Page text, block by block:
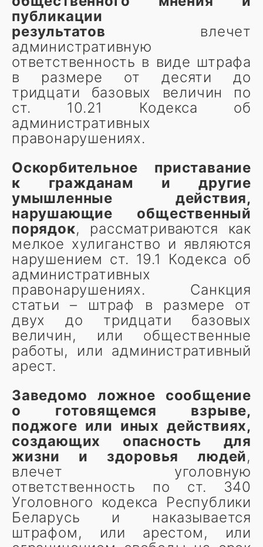
публикации
результатов влечет
административную
ответственность в виде штрафа
в размере от десяти до
тридцати базовых величин по
ст. 10.21 Кодекса об
административных
правонарушениях.
Оскорбительное приставание
к гражданам и другие
умышленные действия,
нарушающие общественный
порядок, рассматриваются как
мелкое хулиганство и являются
нарушением ст. 19.1 Кодекса об
административных
правонарушениях. Санкция
статьи – штраф в размере от
двух до тридцати базовых
величин, или общественные
работы, или административный
арест.
Заведомо ложное сообщение
о готовящемся взрыве,
поджоге или иных действиях,
создающих опасность для
жизни и здоровья людей,
влечет уголовную
ответственность по ст. 340
Уголовного кодекса Республики
Беларусь и наказывается
штрафом, или арестом, или